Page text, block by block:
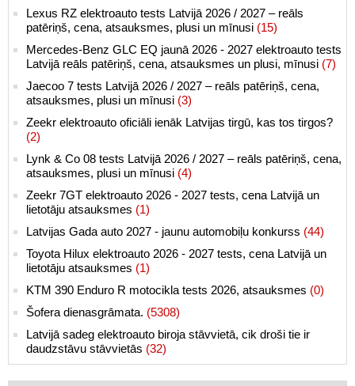
Lexus RZ elektroauto tests Latvijā 2026 / 2027 – reāls
patēriņš, cena, atsauksmes, plusi un mīnusi (15)
Mercedes-Benz GLC EQ jaunā 2026 - 2027 elektroauto tests
Latvijā reāls patēriņš, cena, atsauksmes un plusi, mīnusi (7)
Jaecoo 7 tests Latvijā 2026 / 2027 – reāls patēriņš, cena,
atsauksmes, plusi un mīnusi (3)
Zeekr elektroauto oficiāli ienāk Latvijas tirgū, kas tos tirgos?
(2)
Lynk & Co 08 tests Latvijā 2026 / 2027 – reāls patēriņš, cena,
atsauksmes, plusi un mīnusi (4)
Zeekr 7GT elektroauto 2026 - 2027 tests, cena Latvijā un
lietotāju atsauksmes (1)
Latvijas Gada auto 2027 - jaunu automobiļu konkurss (44)
Toyota Hilux elektroauto 2026 - 2027 tests, cena Latvijā un
lietotāju atsauksmes (1)
KTM 390 Enduro R motocikla tests 2026, atsauksmes (0)
Šofera dienasgrāmata. (5308)
Latvijā sadeg elektroauto biroja stāvvietā, cik droši tie ir
daudzstāvu stāvvietās (32)